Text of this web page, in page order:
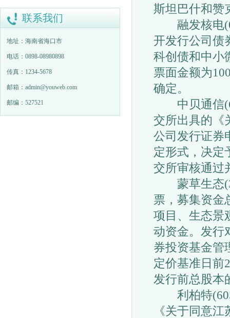
联系我们
地址：海南省海口市
电话：0898-08980898
传真：1234-5678
邮箱：admin@youweb.com
邮编：527521
斯坦巴什和赞
融发核电
开发行公司债
科创债和中小
票面金额为
确定。
中贝通信
交所出具的《
公司发行证券
定形式，决定
交所审核通过
蒙草生态
票，募集资金
项目、生态景
动资金。发行
券投资基金管
定价基准日前
发行前总股本
利柏特
《关于同意